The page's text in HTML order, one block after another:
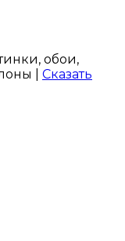
обои,
| Сказать